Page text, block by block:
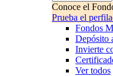
Conoce el
Prueba el
Fondos
Depósito
Invierte
Ver todos